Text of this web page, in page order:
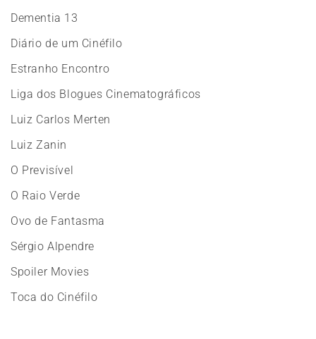
Dementia 13
Diário de um Cinéfilo
Estranho Encontro
Liga dos Blogues Cinematográficos
Luiz Carlos Merten
Luiz Zanin
O Previsível
O Raio Verde
Ovo de Fantasma
Sérgio Alpendre
Spoiler Movies
Toca do Cinéfilo